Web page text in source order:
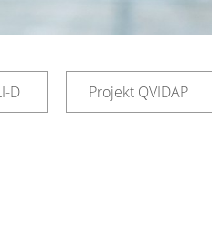
D Projekt QVIDAP